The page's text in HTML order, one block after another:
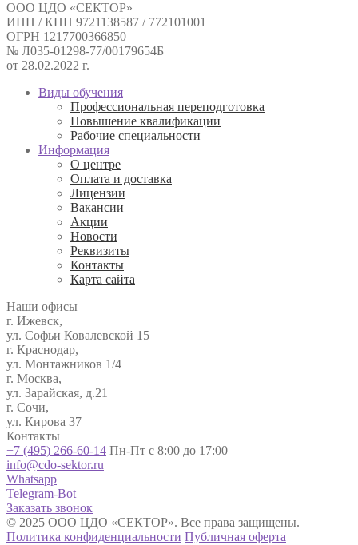
ООО ЦДО «СЕКТОР»
ИНН / КПП 9721138587 / 772101001
ОГРН 1217700366850
№ Л035-01298-77/00179654Б
от 28.02.2022 г.
Виды обучения
Профессиональная переподготовка
Повышение квалификации
Рабочие специальности
Информация
О центре
Оплата и доставка
Лицензии
Вакансии
Акции
Новости
Реквизиты
Контакты
Карта сайта
Наши офисы
г. Ижевск,
ул. Софьи Ковалевской 15
г. Краснодар,
ул. Монтажников 1/4
г. Москва,
ул. Зарайская, д.21
г. Сочи,
ул. Кирова 37
Контакты
+7 (495) 266-60-14 Пн-Пт с 8:00 до 17:00
info@cdo-sektor.ru
Whatsapp
Telegram-Bot
Заказать звонок
© 2025 ООО ЦДО «СЕКТОР». Все права защищены.
Политика конфиденциальности Публичная оферта